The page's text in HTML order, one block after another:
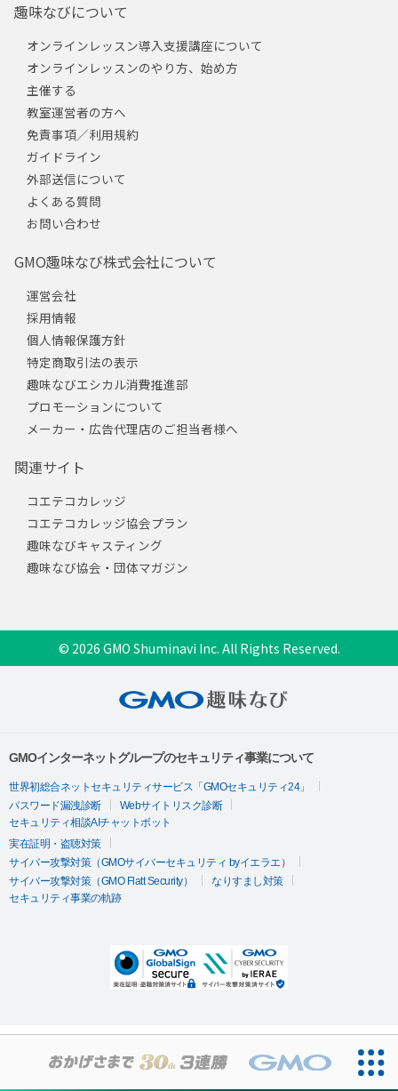
趣味なびについて
オンラインレッスン導入支援講座について
オンラインレッスンのやり方、始め方
主催する
教室運営者の方へ
免責事項／利用規約
ガイドライン
外部送信について
よくある質問
お問い合わせ
GMO趣味なび株式会社について
運営会社
採用情報
個人情報保護方針
特定商取引法の表示
趣味なびエシカル消費推進部
プロモーションについて
メーカー・広告代理店のご担当者様へ
関連サイト
コエテコカレッジ
コエテコカレッジ協会プラン
趣味なびキャスティング
趣味なび協会・団体マガジン
© 2026 GMO Shuminavi Inc. All Rights Reserved.